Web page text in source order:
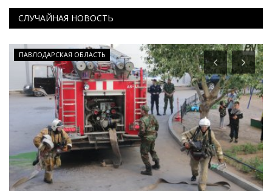
СЛУЧАЙНАЯ НОВОСТЬ
ПАВЛОДАРСКАЯ ОБЛАСТЬ